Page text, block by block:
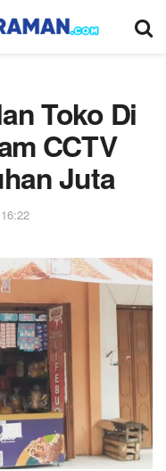
Toko Di
CCTV
Juta